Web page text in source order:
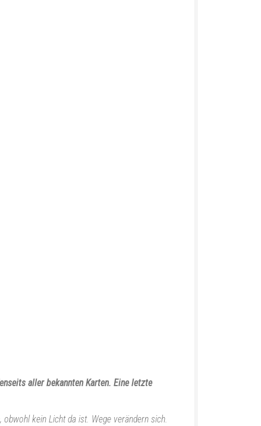
aller bekannten Karten. Eine letzte
kein Licht da ist. Wege verändern sich.